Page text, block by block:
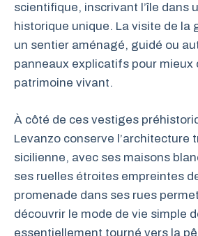
scientifique, inscrivant l’île dans
historique unique. La visite de la
un sentier aménagé, guidé ou
panneaux explicatifs pour mieux
patrimoine vivant.
À côté de ces vestiges
Levanzo conserve l’architecture
sicilienne, avec ses maisons
ses ruelles étroites empreintes
promenade dans ses rues
découvrir le mode de vie simple
essentiellement tourné vers la